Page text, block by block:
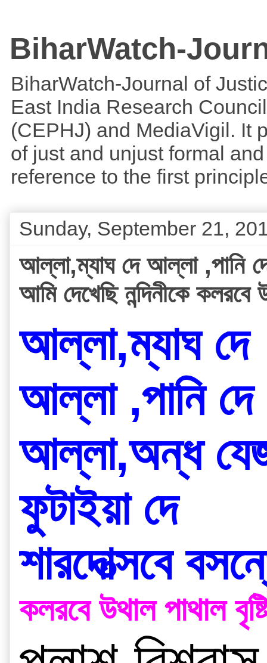
BiharWatch-
BiharWatch-Journal of
East India Research
(CEPHJ) and MediaVigil. It
of just and unjust formal
reference to the first
Sunday, September 21,
আল্লা,ম্যাঘ দে আল্লা ,পানি
আমি দেখেছি নন্দিনীকে কলরবে
আল্লা,ম্যাঘ দে
আল্লা ,পানি দে
আল্লা,অন্ধ
ফুটাইয়া দে
শারদোত্সবে
কলরবে উথাল পাথাল